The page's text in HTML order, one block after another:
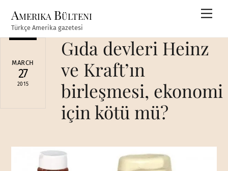
content
Amerika Bülteni
Türkçe Amerika gazetesi
MARCH
27
2015
Gıda devleri Heinz
ve Kraft’ın
birleşmesi, ekonomi
için kötü mü?